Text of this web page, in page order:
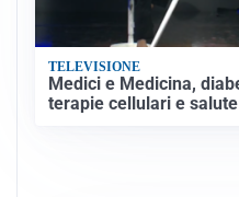
TELEVISIONE
Medici e Medicina,
terapie cellulari e